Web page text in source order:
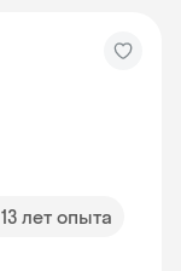
13 лет опыта